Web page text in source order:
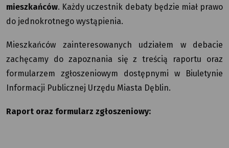
mieszkańców. Każdy uczestnik debaty będzie miał prawo
do jednokrotnego wystąpienia.
Mieszkańców zainteresowanych udziałem w debacie
zachęcamy do zapoznania się z treścią raportu oraz
formularzem zgłoszeniowym dostępnymi w Biuletynie
Informacji Publicznej Urzędu Miasta Dęblin.
Raport oraz formularz zgłoszeniowy: